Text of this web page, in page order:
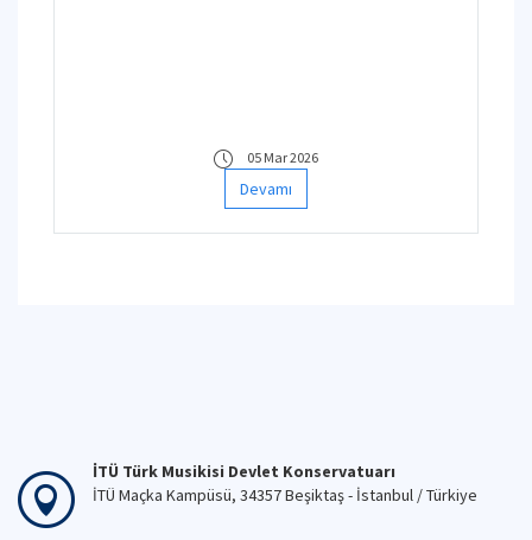
05 Mar 2026
Devamı
İTÜ Türk Musikisi Devlet Konservatuarı
İTÜ Maçka Kampüsü, 34357 Beşiktaş - İstanbul / Türkiye